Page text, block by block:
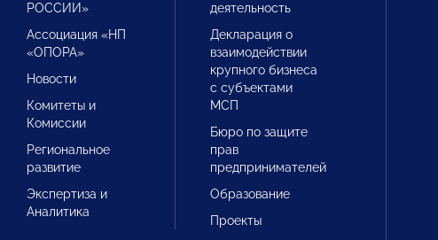
РОССИИ»
Ассоциация «НП
«ОПОРА»
Новости
Комитеты и
Комиссии
Региональное
развитие
Экспертиза и
Аналитика
деятельность
Декларация о
взаимодействии
крупного бизнеса
с субъектами
МСП
Бюро по защите
прав
предпринимателей
Образование
Проекты